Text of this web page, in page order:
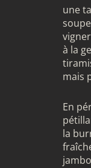
une
à la
mais
En
la